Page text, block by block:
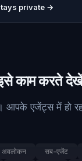
private →
काम करते
आपके एजेंट्स में हो
अवलोकन सब-एजेंट